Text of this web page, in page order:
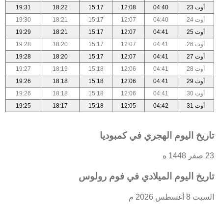
أوت 23
04:40
12:08
15:17
18:22
19:31
أوت 24
04:40
12:07
15:17
18:21
19:30
أوت 25
04:41
12:07
15:17
18:21
19:29
أوت 26
04:41
12:07
15:17
18:20
19:28
أوت 27
04:41
12:07
15:17
18:20
19:28
أوت 28
04:41
12:06
15:18
18:19
19:27
أوت 29
04:41
12:06
15:18
18:18
19:26
أوت 30
04:41
12:06
15:18
18:18
19:26
أوت 31
04:42
12:05
15:18
18:17
19:25
تاريخ اليوم الهجري في كمبوديا
23 صفر 1448 ه
تاريخ اليوم الميلادي في فوم رولوس
السبت 8 أغسطس 2026 م